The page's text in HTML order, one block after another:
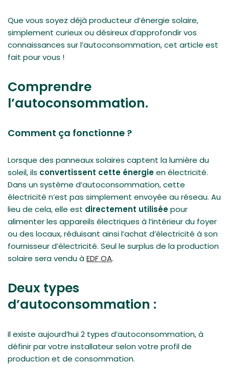
Que vous soyez déjà producteur d’énergie solaire,
simplement curieux ou désireux d’approfondir vos
connaissances sur l’autoconsommation, cet article est
fait pour vous !
Comprendre
l’autoconsommation.
Comment ça fonctionne ?
Lorsque des panneaux solaires captent la lumière du
soleil, ils convertissent cette énergieen électricité.
Dans un système d’autoconsommation, cette
électricité n’est pas simplement envoyée au réseau. Au
lieu de cela, elle est directement utiliséepour
alimenter les appareils électriques à l’intérieur du foyer
ou des locaux, réduisant ainsi l’achat d’électricité à son
fournisseur d’électricité. Seul le surplus de la production
solaire sera vendu àEDF OA.
Deux types
d’autoconsommation :
Il existe aujourd’hui 2 types d’autoconsommation, à
définir par votre installateur selon votre profil de
production et de consommation.